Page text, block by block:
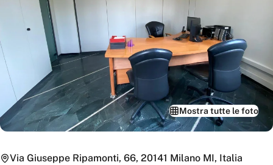
Mostra tutte le foto
Via Giuseppe Ripamonti, 66, 20141 Milano MI, Italia